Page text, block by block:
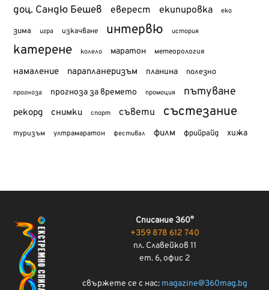
доц. Сандю Бешев еверест екипировка еко
зима игра изкачване интервю история
катерене колело маратон метеорология
намаление парапланеризъм планина полезно
прогноза прогноза за времето промоция пътуване
рекорд снимки спорт съвети състезание
туризъм ултрамаратон фестивал филм фрийрайд хижа
Списание 360°
+359 878 612 740
пл. Славейков 11
ет. 6, офис 2
свържете се с нас: magazine@360mag.bg